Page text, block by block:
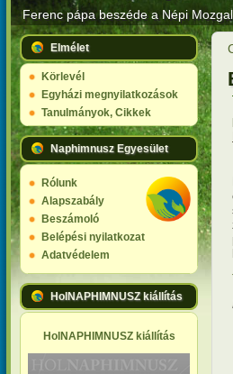
Ferenc pápa beszéde a Népi
Elmélet
Körlevél
Egyházi megnyilatkozások
Tanulmányok, Cikkek
Naphimnusz Egyesület
Rólunk
Alapszabály
Beszámoló
Belépési nyilatkozat
Adatvédelem
HolNAPHIMNUSZ kiállítás
HolNAPHIMNUSZ kiállítás